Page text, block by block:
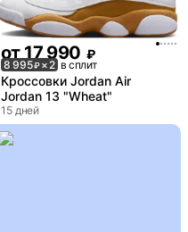
от17 990 ₽
8 995₽× 2 в сплит
Кроссовки Jordan Air
Jordan 13 "Wheat"
15 дней